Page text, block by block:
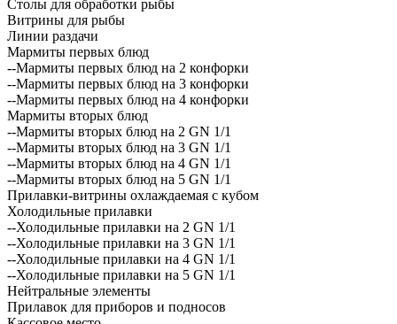
Столы для обработки рыбы
Витрины для рыбы
Линии раздачи
Мармиты первых блюд
--Мармиты первых блюд на 2 конфорки
--Мармиты первых блюд на 3 конфорки
--Мармиты первых блюд на 4 конфорки
Мармиты вторых блюд
--Мармиты вторых блюд на 2 GN 1/1
--Мармиты вторых блюд на 3 GN 1/1
--Мармиты вторых блюд на 4 GN 1/1
--Мармиты вторых блюд на 5 GN 1/1
Прилавки-витрины охлаждаемая с кубом
Холодильные прилавки
--Холодильные прилавки на 2 GN 1/1
--Холодильные прилавки на 3 GN 1/1
--Холодильные прилавки на 4 GN 1/1
--Холодильные прилавки на 5 GN 1/1
Нейтральные элементы
Прилавок для приборов и подносов